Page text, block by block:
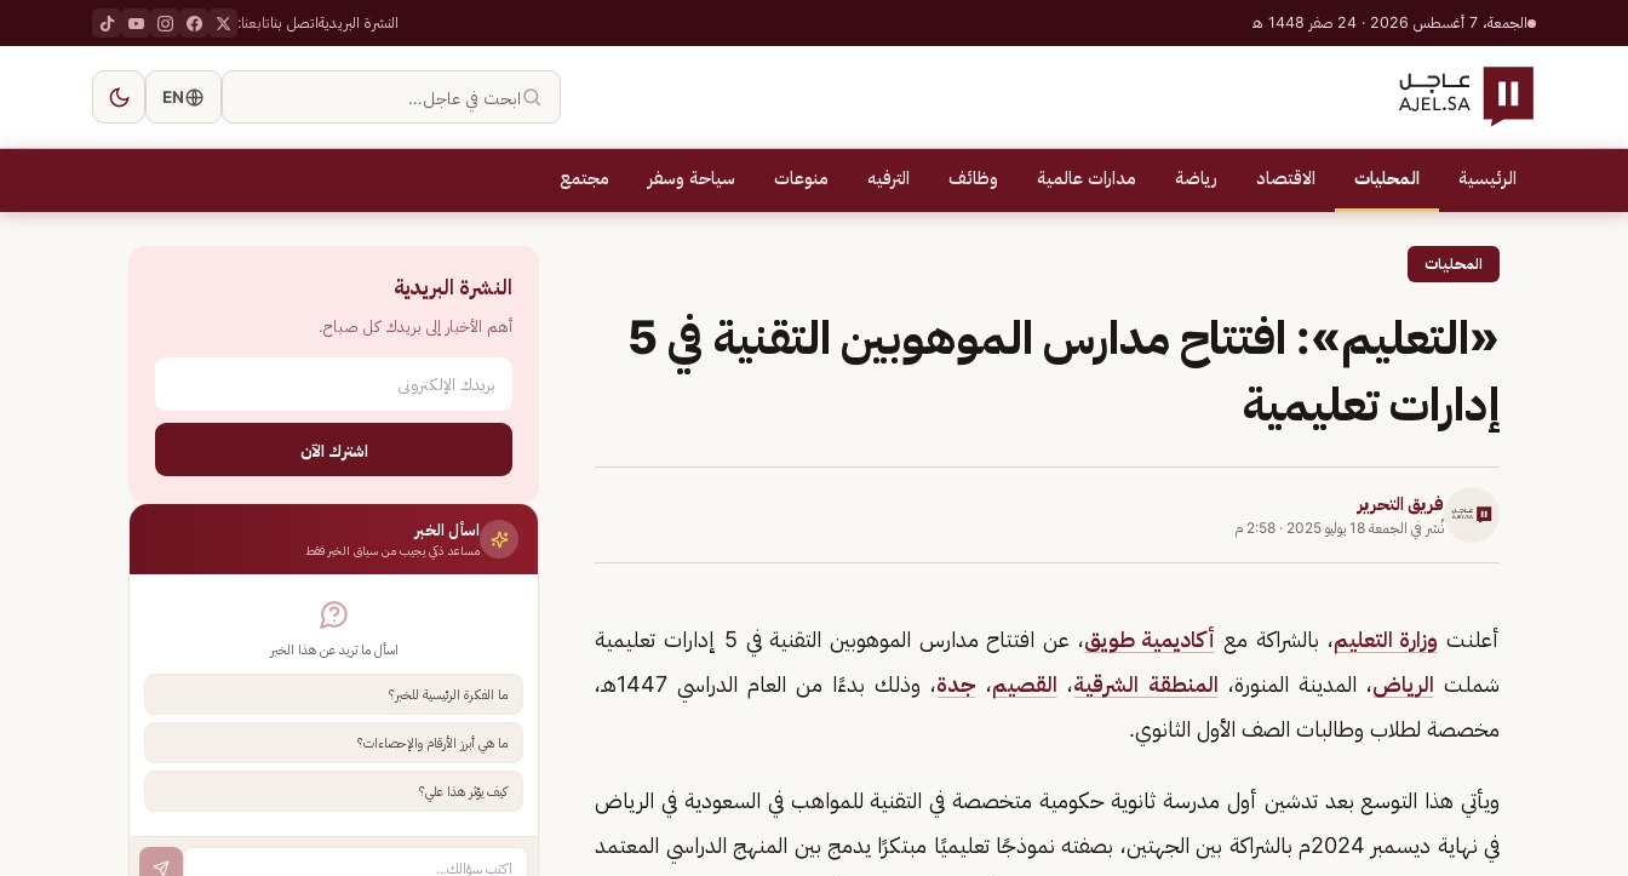
الجمعة، 7 أغسطس 2026 · 24 صفر 1448 هـ النشرة البريديةاتصل بناتابعنا:
ابحث في عاجل… EN
الرئيسية المحليات الاقتصاد رياضة مدارات عالمية وظائف الترفيه منوعات سياحة وسفر مجتمع
المحليات
«التعليم»: افتتاح مدارس الموهوبين التقنية في 5
إدارات تعليمية
فريق التحرير
نُشر في الجمعة 18 يوليو 2025 · 2:58 م
أعلنت وزارة التعليم، بالشراكة مع أكاديمية طويق
، عن افتتاح مدارس الموهوبين التقنية في 5 إدارات تعليمية
شملت الرياض، المدينة المنورة، المنطقة الشرقية، القصيم، جدة
، وذلك بدءًا من العام الدراسي 1447هـ،
مخصصة لطلاب وطالبات الصف الأول الثانوي.
ويأتي هذا التوسع بعد تدشين أول مدرسة ثانوية حكومية متخصصة في التقنية للمواهب في السعودية في الرياض
في نهاية ديسمبر 2024م بالشراكة بين الجهتين، بصفته نموذجًا تعليميًا مبتكرًا يدمج بين المنهج الدراسي المعتمد
النشرة البريدية
أهم الأخبار إلى بريدك كل صباح.
اشترك الآن
اسأل الخبر
مساعد ذكي يجيب من سياق الخبر فقط
اسأل ما تريد عن هذا الخبر
ما الفكرة الرئيسية للخبر؟
ما هي أبرز الأرقام والإحصاءات؟
كيف يؤثر هذا علي؟